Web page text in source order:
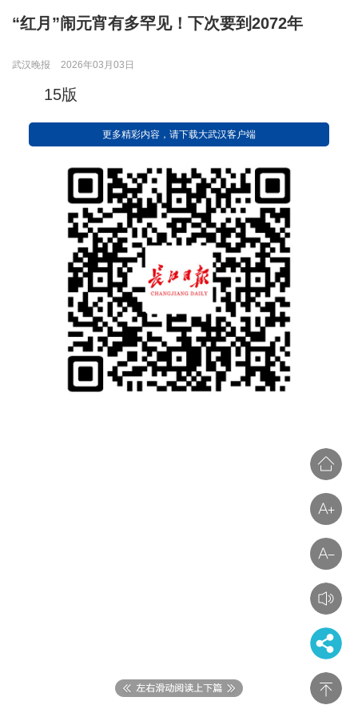
“红月”闹元宵有多罕见！下次要到2072年
武汉晚报 2026年03月03日
15版
更多精彩内容，请下载大武汉客户端